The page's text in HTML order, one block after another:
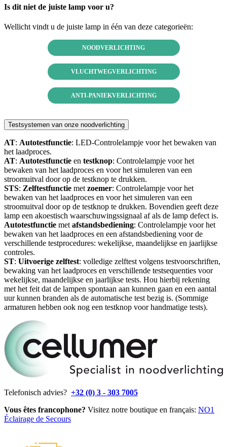
Is dit niet de juiste lamp voor u?
Wellicht vindt u de juiste lamp in één van deze categorieën:
NOODVERLICHTING
VLUCHTWEGVERLICHTING
ANTI-PANIEKVERLICHTING
Testsystemen van onze noodverlichting
AT: Autotestfunctie: LED-Controlelampje voor het bewaken van
het laadproces.
AT: Autotestfunctie en testknop: Controlelampje voor het
bewaken van het laadproces en voor het simuleren van een
stroomuitval door op de testknop te drukken.
STS: Zelftestfunctie met zoemer: Controlelampje voor het
bewaken van het laadproces en voor het simuleren van een
stroomuitval door op de testknop te drukken. Bovendien geeft deze
lamp een akoestisch waarschuwingssignaal af als de lamp defect is.
Autotestfunctie met afstandsbediening: Controlelampje voor het
bewaken van het laadproces en een afstandsbediening voor de
verschillende testprocedures: wekelijkse, maandelijkse en jaarlijkse
controles.
ST: Uitvoerige zelftest: volledige zelftest volgens testvoorschriften,
bewaking van het laadproces en verschillende testsequenties voor
wekelijkse, maandelijkse en jaarlijkse tests. Hou hierbij rekening
met het feit dat de lampen spontaan aan kunnen gaan en een aantal
uur kunnen branden als de automatische test bezig is. (Sommige
armaturen hebben ook nog een testknop voor handmatige tests).
Telefonisch advies? +32 (0) 3 - 303 7005
Vous êtes francophone? Visitez notre boutique en français: NO1
Éclairage de Secours